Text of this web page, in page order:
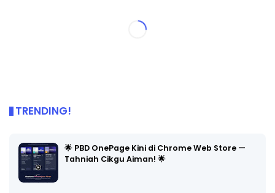
TRENDING!
🌟 PBD OnePage Kini di Chrome Web Store —
Tahniah Cikgu Aiman! 🌟